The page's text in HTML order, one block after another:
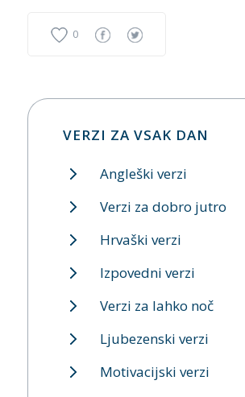
0
VERZI ZA VSAK DAN
Angleški verzi
Verzi za dobro jutro
Hrvaški verzi
Izpovedni verzi
Verzi za lahko noč
Ljubezenski verzi
Motivacijski verzi